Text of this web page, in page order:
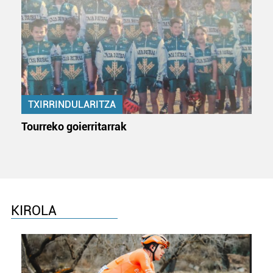
TXIRRINDULARITZA
Tourreko goierritarrak
KIROLA